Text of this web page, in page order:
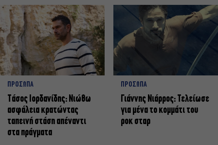
ΠΡΟΣΩΠΑ
Tάσος Ιορδανίδης: Νιώθω
ασφάλεια κρατώντας
ταπεινή στάση απέναντι
στα πράγματα
ΠΡΟΣΩΠΑ
Γιάννης Νιάρρος: Τελείωσε
για μένα το κομμάτι του
ροκ σταρ